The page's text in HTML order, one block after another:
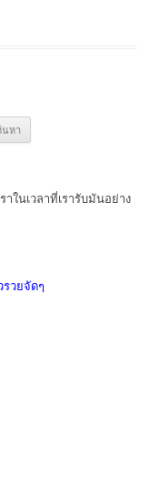
ในเวลาที่เรารับมันอย่าง
วยจัดๆ